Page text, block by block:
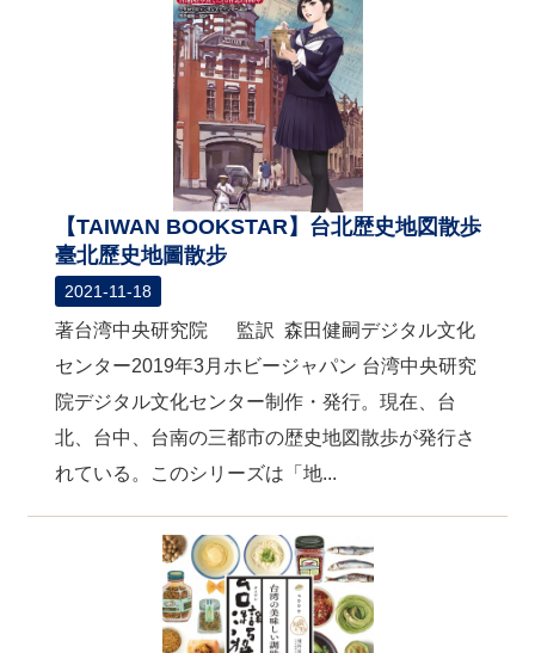
【TAIWAN BOOKSTAR】台北歴史地図散歩
臺北歷史地圖散步
2021-11-18
著台湾中央研究院 監訳 森田健嗣デジタル文化
センター2019年3月ホビージャパン 台湾中央研究
院デジタル文化センター制作・発行。現在、台
北、台中、台南の三都市の歴史地図散歩が発行さ
れている。このシリーズは「地...